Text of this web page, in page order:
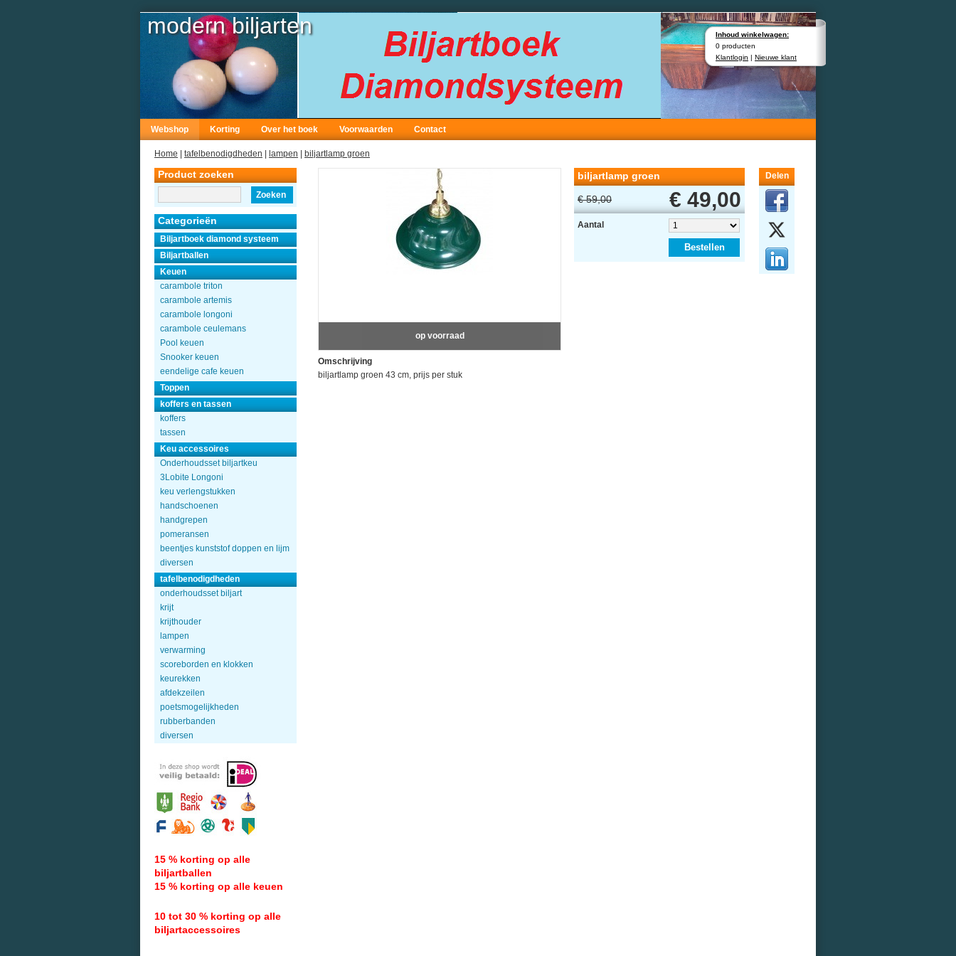
Inhoud winkelwagen:
0 producten
Klantlogin | Nieuwe klant
modern biljarten
Webshop Korting Over het boek Voorwaarden Contact
Home tafelbenodigdheden lampen biljartlamp groen
Product zoeken
Zoeken
Categorieën
Biljartboek diamond systeem
Biljartballen
Keuen
carambole triton
carambole artemis
carambole longoni
carambole ceulemans
Pool keuen
Snooker keuen
eendelige cafe keuen
Toppen
koffers en tassen
koffers
tassen
Keu accessoires
Onderhoudsset biljartkeu
3Lobite Longoni
keu verlengstukken
handschoenen
handgrepen
pomeransen
beentjes kunststof doppen en lijm
diversen
tafelbenodigdheden
onderhoudsset biljart
krijt
krijthouder
lampen
verwarming
scoreborden en klokken
keurekken
afdekzeilen
poetsmogelijkheden
rubberbanden
diversen
15 % korting op alle
biljartballen
15 % korting op alle keuen
10 tot 30 % korting op alle
biljartaccessoires
op voorraad
biljartlamp groen
€ 59,00 € 49,00
Aantal
Bestellen
Delen
Omschrijving
biljartlamp groen 43 cm, prijs per stuk